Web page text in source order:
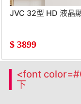
JVC 32型 HD 液晶
$ 3899
<font
下